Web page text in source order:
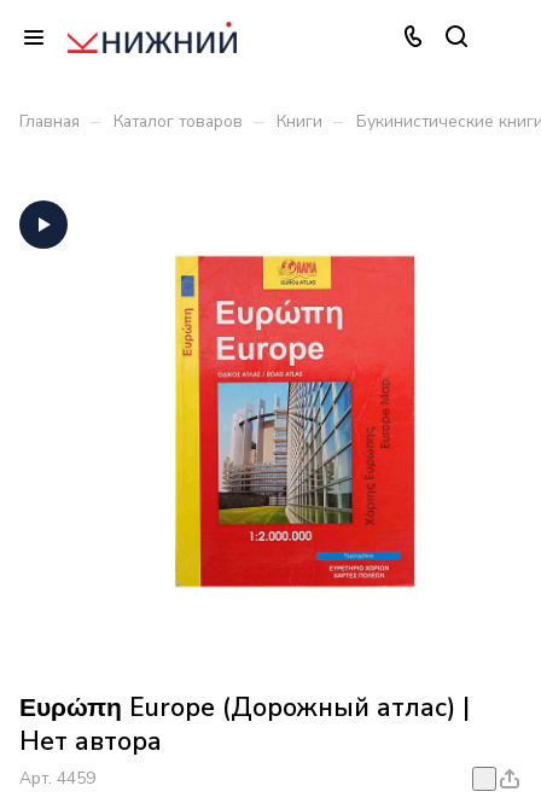
Главная – Каталог товаров – Книги – Букинистические
Ευρώπη Europe (Дорожный атлас) |
Нет автора
Арт. 4459